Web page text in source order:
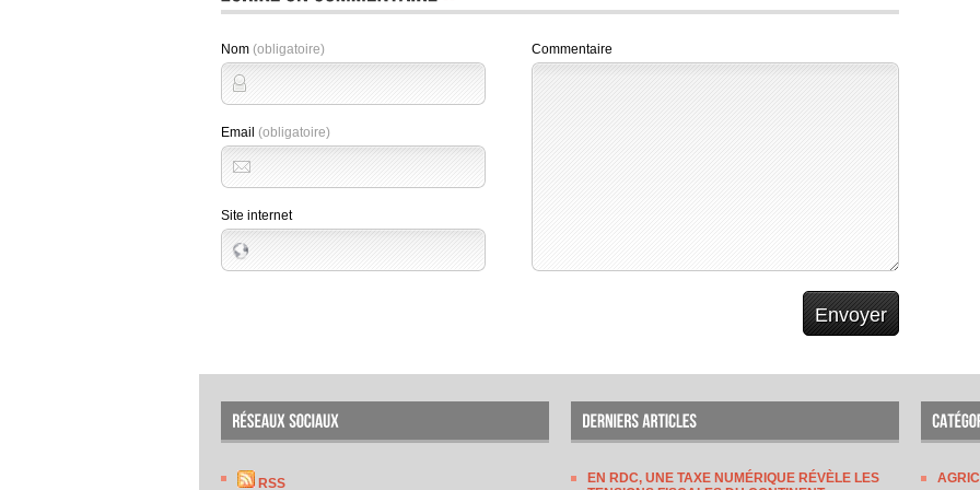
Nom (obligatoire)
Email (obligatoire)
Site internet
Commentaire
RSS
EN RDC, UNE TAXE NUMÉRIQUE RÉVÈLE LES